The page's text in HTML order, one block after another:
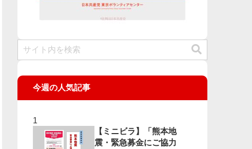
今週の人気記事
【ミニビラ】「熊本地
震・緊急募金にご協力